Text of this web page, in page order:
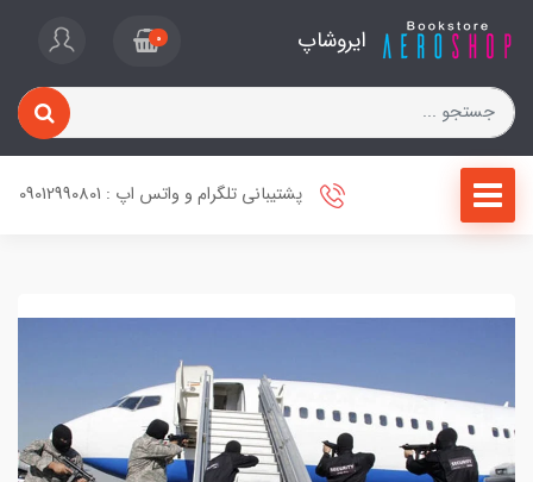
ایروشاپ 0
پشتیبانی تلگرام و واتس اپ : 09012990801